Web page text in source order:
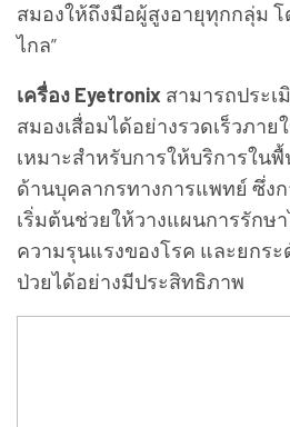
สมองให้ถึงมือผู้สูงอายุทุกกลุ่ม
ไกล”
เครื่อง Eyetronix สามารถประเ
สมองเสื่อมได้อย่างรวดเร็วภาย
เหมาะสำหรับการให้บริการใน
ด้านบุคลากรทางการแพทย์ ซึ่ง
เริ่มต้นช่วยให้วางแผนการรักษ
ความรุนแรงของโรค และยกร
ป่วยได้อย่างมีประสิทธิภาพ